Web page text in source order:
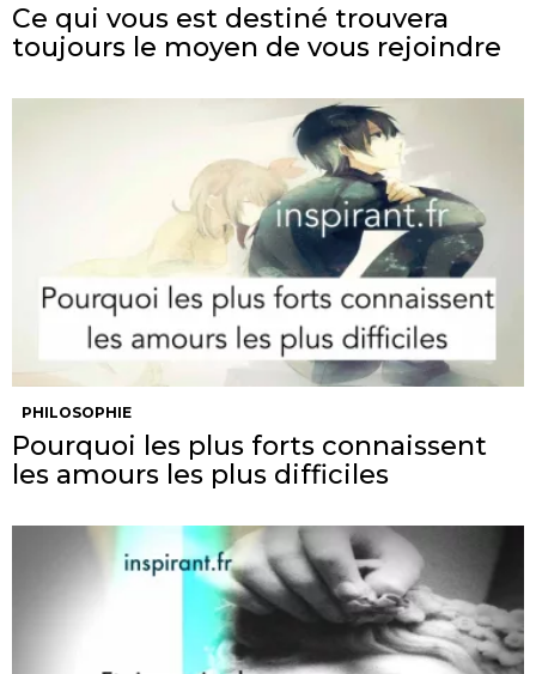
Ce qui vous est destiné trouvera
toujours le moyen de vous rejoindre
PHILOSOPHIE
Pourquoi les plus forts connaissent
les amours les plus difficiles